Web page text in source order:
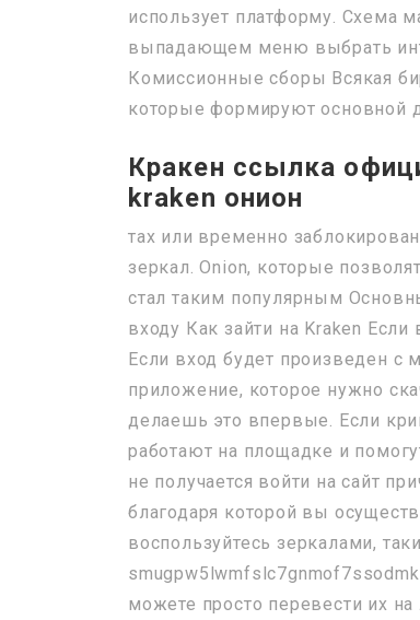
использует платформу. Схема
выпадающем меню выбрать
Комиссионные сборы Всякая
которые формируют основной
Кракен ссылка
kraken онион
тах или временно
зеркал. Onion, которые
стал таким популярным
входу Как зайти на Kraken Если
Если вход будет произведен с
приложение, которое нужно
делаешь это впервые. Если
работают на площадке и
не получается войти на сайт
благодаря которой вы
воспользуйтесь зеркалами,
можете просто перевести их